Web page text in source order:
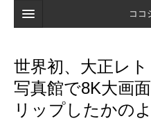
ココ
検索
店舗・施設最新情報
世界初、大正レ
写真館で8K大画
リップしたかの